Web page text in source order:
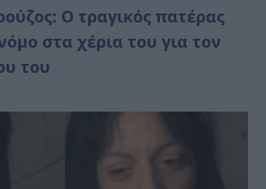
Ο τραγικός πατέρας
στα χέρια του για τον
του